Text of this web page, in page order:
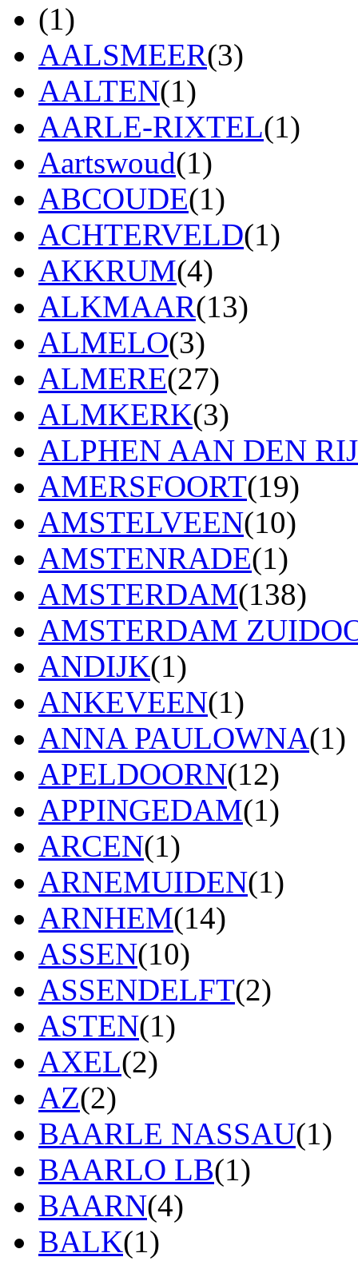
(1)
AALSMEER(3)
AALTEN(1)
AARLE-RIXTEL(1)
Aartswoud(1)
ABCOUDE(1)
ACHTERVELD(1)
AKKRUM(4)
ALKMAAR(13)
ALMELO(3)
ALMERE(27)
ALMKERK(3)
ALPHEN AAN DEN
AMERSFOORT(19)
AMSTELVEEN(10)
AMSTENRADE(1)
AMSTERDAM(138)
AMSTERDAM
ANDIJK(1)
ANKEVEEN(1)
ANNA PAULOWNA(1)
APELDOORN(12)
APPINGEDAM(1)
ARCEN(1)
ARNEMUIDEN(1)
ARNHEM(14)
ASSEN(10)
ASSENDELFT(2)
ASTEN(1)
AXEL(2)
AZ(2)
BAARLE NASSAU(1)
BAARLO LB(1)
BAARN(4)
BALK(1)